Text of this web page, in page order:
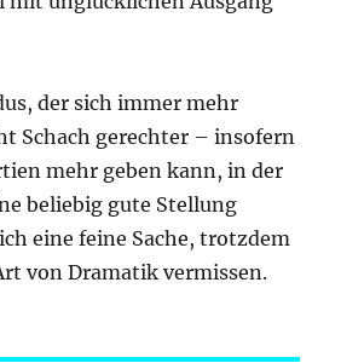
der sich immer mehr
Schach gerechter – insofern
mehr geben kann, in der
beliebig gute Stellung
eine feine Sache, trotzdem
von Dramatik vermissen.